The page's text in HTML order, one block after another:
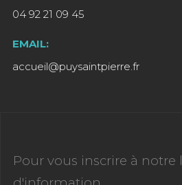
04 92 21 09 45
EMAIL:
accueil@puysaintpierre.fr
Pour vous inscrire à notre